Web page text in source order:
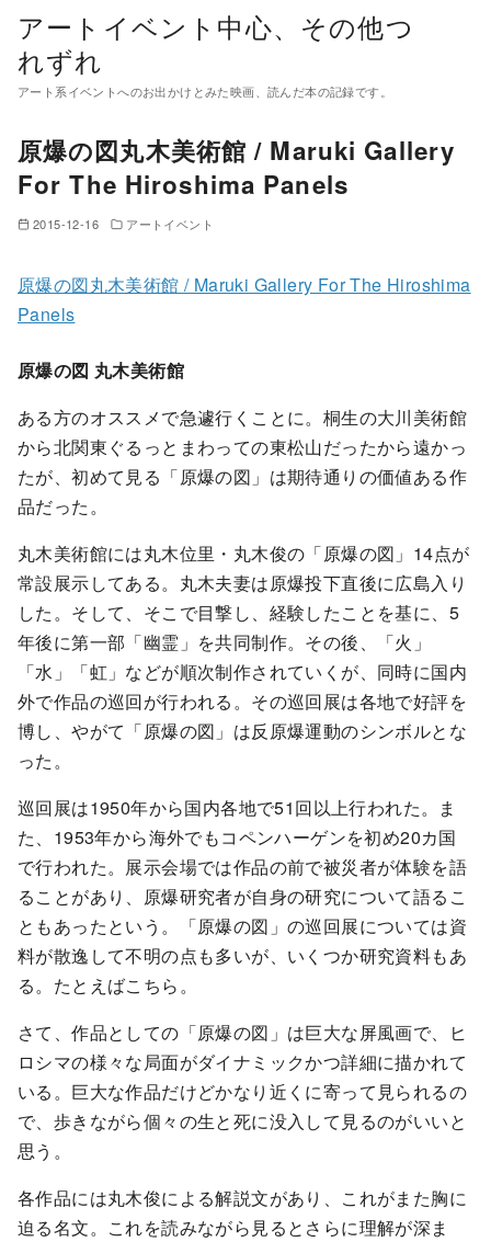
アートイベント中心、その他つ
れずれ
アート系イベントへのお出かけとみた映画、読んだ本の記録です。
原爆の図丸木美術館 / Maruki Gallery
For The Hiroshima Panels
2015-12-16 アートイベント
原爆の図丸木美術館 / Maruki Gallery For The Hiroshima
Panels
原爆の図 丸木美術館
ある方のオススメで急遽行くことに。桐生の大川美術館
から北関東ぐるっとまわっての東松山だったから遠かっ
たが、初めて見る「原爆の図」は期待通りの価値ある作
品だった。
丸木美術館には丸木位里・丸木俊の「原爆の図」14点が
常設展示してある。丸木夫妻は原爆投下直後に広島入り
した。そして、そこで目撃し、経験したことを基に、5
年後に第一部「幽霊」を共同制作。その後、「火」
「水」「虹」などが順次制作されていくが、同時に国内
外で作品の巡回が行われる。その巡回展は各地で好評を
博し、やがて「原爆の図」は反原爆運動のシンボルとな
った。
巡回展は1950年から国内各地で51回以上行われた。ま
た、1953年から海外でもコペンハーゲンを初め20カ国
で行われた。展示会場では作品の前で被災者が体験を語
ることがあり、原爆研究者が自身の研究について語るこ
ともあったという。「原爆の図」の巡回展については資
料が散逸して不明の点も多いが、いくつか研究資料もあ
る。たとえばこちら。
さて、作品としての「原爆の図」は巨大な屏風画で、ヒ
ロシマの様々な局面がダイナミックかつ詳細に描かれて
いる。巨大な作品だけどかなり近くに寄って見られるの
で、歩きながら個々の生と死に没入して見るのがいいと
思う。
各作品には丸木俊による解説文があり、これがまた胸に
迫る名文。これを読みながら見るとさらに理解が深ま